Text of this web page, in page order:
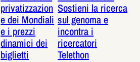
privatizzazion
e dei Mondiali
e i prezzi
dinamici dei
biglietti
Sostieni la ricerca
sul genoma e
incontra i
ricercatori
Telethon